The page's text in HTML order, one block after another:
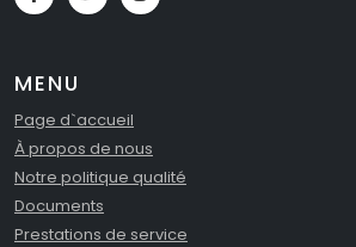
MENU
Page d`accueil
À propos de nous
Notre politique qualité
Documents
Prestations de service